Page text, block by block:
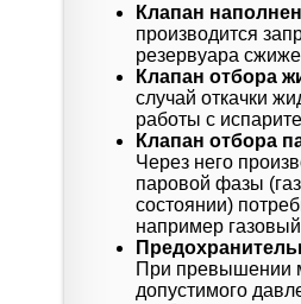
Клапан
производится
резервуара
Клапан отбора
случай откачки
работы с
Клапан отбора
Через него
паровой фазы
состоянии)
например газовый
При превышении
допустимого